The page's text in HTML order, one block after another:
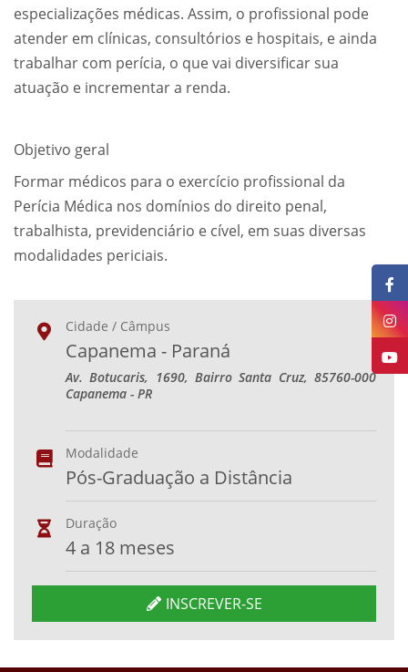
especializações médicas. Assim, o profissional pode
atender em clínicas, consultórios e hospitais, e ainda
trabalhar com perícia, o que vai diversificar sua
atuação e incrementar a renda.
Objetivo geral
Formar médicos para o exercício profissional da
Perícia Médica nos domínios do direito penal,
trabalhista, previdenciário e cível, em suas diversas
modalidades periciais.
Cidade / Câmpus
Capanema - Paraná
Av. Botucaris, 1690, Bairro Santa Cruz, 85760-000
Capanema - PR
Modalidade
Pós-Graduação a Distância
Duração
4 a 18 meses
INSCREVER-SE